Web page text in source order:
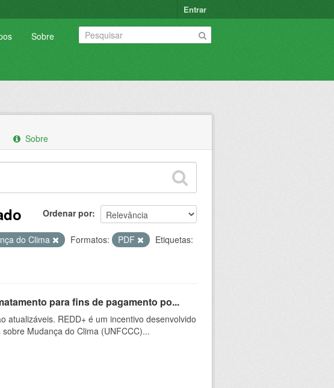
Entrar
Sobre
Sobre
Ordenar por
do Clima Formatos: PDF
Etiquetas:
para fins de pagamento po...
atualizáveis. REDD+ é um incentivo desenvolvido
Mudança do Clima (UNFCCC)...